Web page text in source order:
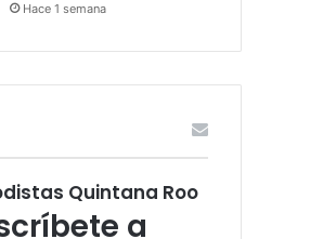
Hace 1 semana
Quintana Roo
a